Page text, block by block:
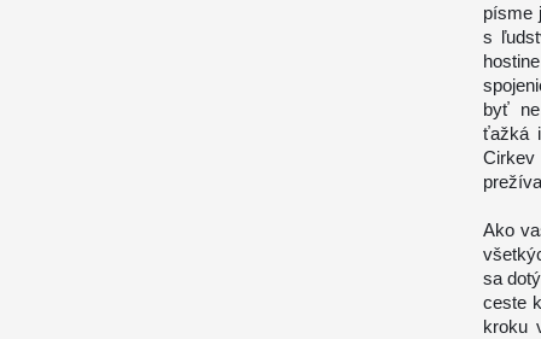
písme
s
byť
ťažká
Ako
sa
ceste
kroku